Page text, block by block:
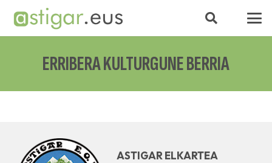
ERRIBERA KULTURGUNE BERRIA
ASTIGAR ELKARTEA